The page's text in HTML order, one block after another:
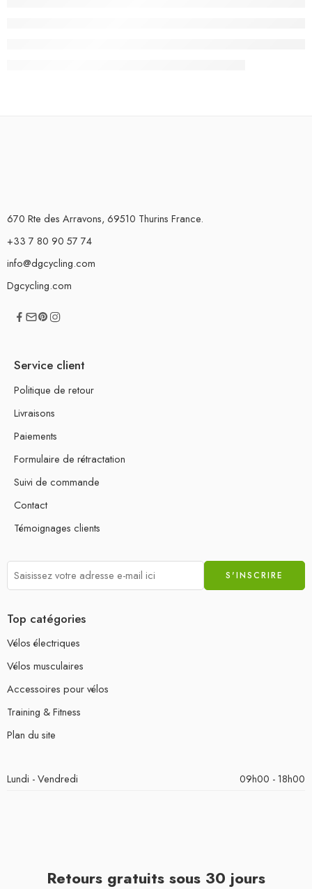
670 Rte des Arravons, 69510 Thurins France.
+33 7 80 90 57 74
info@dgcycling.com
Dgcycling.com
Service client
Politique de retour
Livraisons
Paiements
Formulaire de rétractation
Suivi de commande
Contact
Témoignages clients
Top catégories
Vélos électriques
Vélos musculaires
Accessoires pour vélos
Training & Fitness
Plan du site
Lundi - Vendredi 09h00 - 18h00
Retours gratuits sous 30 jours